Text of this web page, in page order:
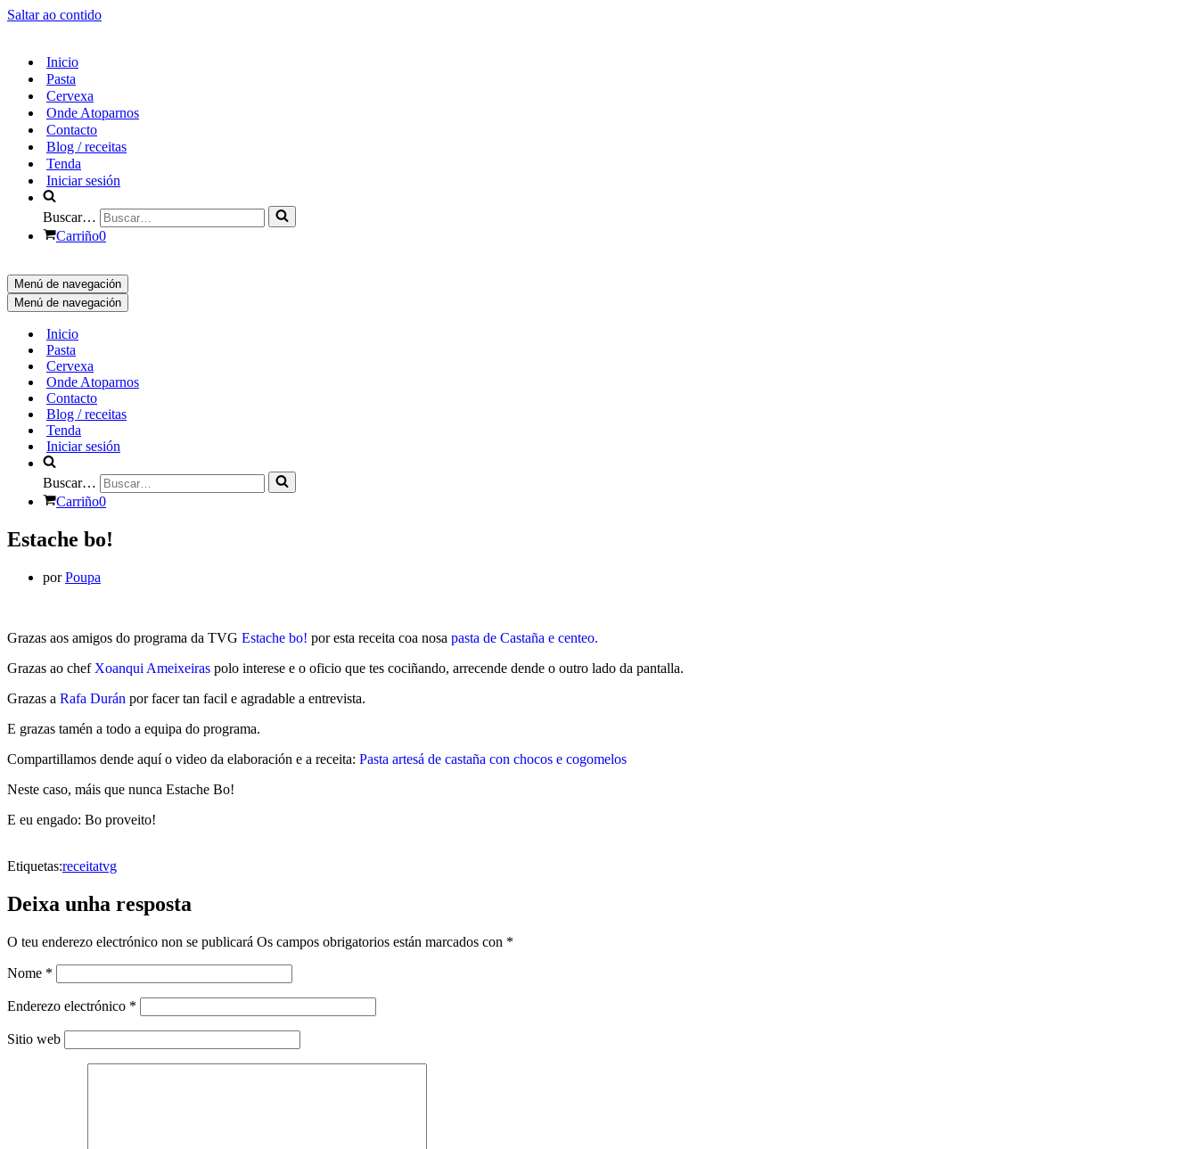
Saltar ao contido
Inicio
Pasta
Cervexa
Onde Atoparnos
Contacto
Blog / receitas
Tenda
Iniciar sesión
Buscar…
Carriño0
Menú de navegación
Menú de navegación
Inicio
Pasta
Cervexa
Onde Atoparnos
Contacto
Blog / receitas
Tenda
Iniciar sesión
Buscar…
Carriño0
Estache bo!
porPoupa
Grazas aos amigos do programa da TVG Estache bo! por esta receita coa nosa pasta de Castaña e centeo.
Grazas ao chef Xoanqui Ameixeiras polo interese e o oficio que tes cociñando, arrecende dende o outro lado da pantalla.
Grazas a Rafa Durán por facer tan facil e agradable a entrevista.
E grazas tamén a todo a equipa do programa.
Compartillamos dende aquí o video da elaboración e a receita: Pasta artesá de castaña con chocos e cogomelos
Neste caso, máis que nunca Estache Bo!
E eu engado: Bo proveito!
Etiquetas:receitatvg
Deixa unha resposta
O teu enderezo electrónico non se publicará Os campos obrigatorios están marcados con *
Nome *
Enderezo electrónico *
Sitio web